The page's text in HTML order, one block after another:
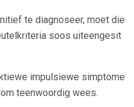
te diagnoseer, moet die
soos uiteengesit
impulsiewe simptome
teenwoordig wees.